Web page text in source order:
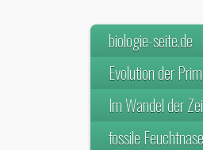
biologie-seite.de
Evolution der
Im Wandel der
fossile